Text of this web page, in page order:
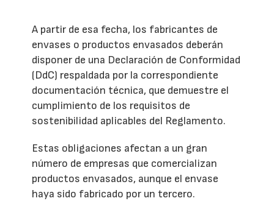
A partir de esa fecha, los fabricantes de
envases o productos envasados deberán
disponer de una Declaración de Conformidad
(DdC) respaldada por la correspondiente
documentación técnica, que demuestre el
cumplimiento de los requisitos de
sostenibilidad aplicables del Reglamento.
Estas obligaciones afectan a un gran
número de empresas que comercializan
productos envasados, aunque el envase
haya sido fabricado por un tercero.